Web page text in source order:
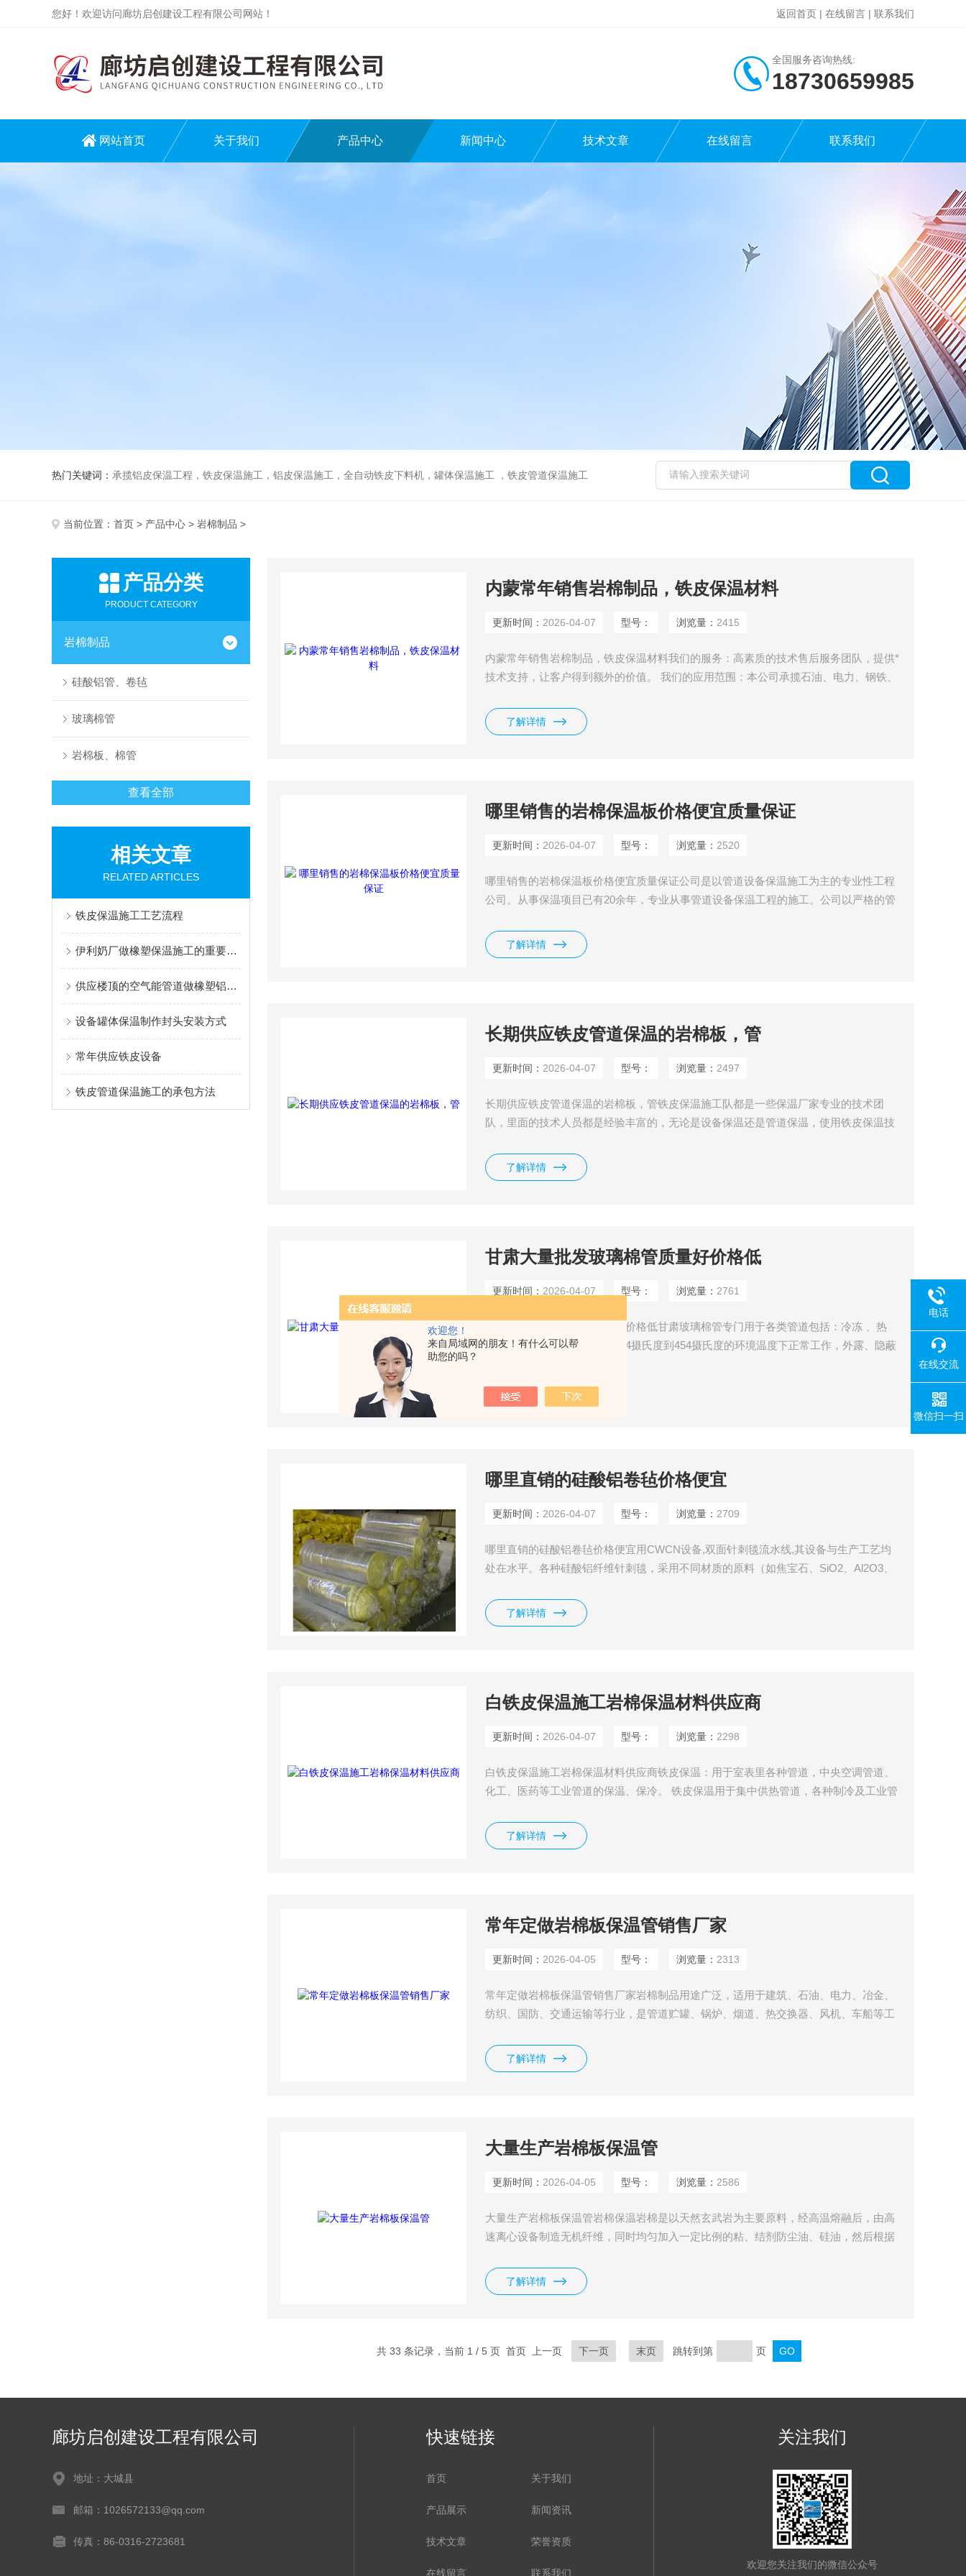
欢迎您！
来自局域网的朋友！有什么可以帮
助您的吗？
您好！欢迎访问廊坊启创建设工程有限公司网站！ 返回首页 | 在线留言 | 联系我们
全国服务咨询热线:
18730659985
网站首页 关于我们 产品中心 新闻中心 技术文章 在线留言 联系我们
热门关键词： 承揽铝皮保温工程，铁皮保温施工，铝皮保温施工，全自动铁皮下料机，罐体保温施工 ，铁皮管道保温施工
当前位置： 首页 > 产品中心 > 岩棉制品 >
产品分类
PRODUCT CATEGORY
岩棉制品
硅酸铝管、卷毡
玻璃棉管
岩棉板、棉管
查看全部
相关文章
RELATED ARTICLES
铁皮保温施工工艺流程
伊利奶厂做橡塑保温施工的重要细节
供应楼顶的空气能管道做橡塑铝皮保温施工队
设备罐体保温制作封头安装方式
常年供应铁皮设备
铁皮管道保温施工的承包方法
内蒙常年销售岩棉制品，铁皮保温材料
更新时间： 2026-04-07 型号： 浏览量： 2415
内蒙常年销售岩棉制品，铁皮保温材料我们的服务：高素质的技术售后服务团队，提供*
技术支持，让客户得到额外的价值。 我们的应用范围：本公司承揽石油、电力、钢铁、
了解详情
哪里销售的岩棉保温板价格便宜质量保证
更新时间： 2026-04-07 型号： 浏览量： 2520
哪里销售的岩棉保温板价格便宜质量保证公司是以管道设备保温施工为主的专业性工程
公司。从事保温项目已有20余年，专业从事管道设备保温工程的施工。公司以严格的管
了解详情
长期供应铁皮管道保温的岩棉板，管
更新时间： 2026-04-07 型号： 浏览量： 2497
长期供应铁皮管道保温的岩棉板，管铁皮保温施工队都是一些保温厂家专业的技术团
队，里面的技术人员都是经验丰富的，无论是设备保温还是管道保温，使用铁皮保温技
了解详情
甘肃大量批发玻璃棉管质量好价格低
更新时间： 2026-04-07 型号： 浏览量： 2761
甘肃大量批发玻璃棉管质量好价格低甘肃玻璃棉管专门用于各类管道包括：冷冻 、热
水、蒸汽系统的保温，能在负4摄氏度到454摄氏度的环境温度下正常工作，外露、隐蔽
保温，绝热，节能效果可提高百分之十五道百分之三十
了解详情
哪里直销的硅酸铝卷毡价格便宜
更新时间： 2026-04-07 型号： 浏览量： 2709
哪里直销的硅酸铝卷毡价格便宜用CWCN设备,双面针刺毯流水线,其设备与生产工艺均
处在水平。各种硅酸铝纤维针刺毯，采用不同材质的原料（如焦宝石、SiO2、Al2O3、
表面平整，具有优良的抗拉强度，因硅酸铝针刺毯本身不含粘结剂，所以大大提高了耐
热程度。
了解详情
白铁皮保温施工岩棉保温材料供应商
更新时间： 2026-04-07 型号： 浏览量： 2298
白铁皮保温施工岩棉保温材料供应商铁皮保温：用于室表里各种管道，中央空调管道、
化工、医药等工业管道的保温、保冷。 铁皮保温用于集中供热管道，各种制冷及工业管
了解详情
常年定做岩棉板保温管销售厂家
更新时间： 2026-04-05 型号： 浏览量： 2313
常年定做岩棉板保温管销售厂家岩棉制品用途广泛，适用于建筑、石油、电力、冶金、
纺织、国防、交通运输等行业，是管道贮罐、锅炉、烟道、热交换器、风机、车船等工
了解详情
大量生产岩棉板保温管
更新时间： 2026-04-05 型号： 浏览量： 2586
大量生产岩棉板保温管岩棉保温岩棉是以天然玄武岩为主要原料，经高温熔融后，由高
速离心设备制造无机纤维，同时均匀加入一定比例的粘、结剂防尘油、硅油，然后根据
了解详情
共 33 条记录，当前 1 / 5 页 首页 上一页 下一页 末页 跳转到第 页
廊坊启创建设工程有限公司
地址：大城县
邮箱：1026572133@qq.com
传真：86-0316-2723681
快速链接
首页 关于我们
产品展示 新闻资讯
技术文章 荣誉资质
在线留言 联系我们
关注我们
欢迎您关注我们的微信公众号
电话
在线交流
微信扫一扫